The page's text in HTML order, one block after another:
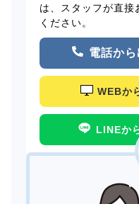
は、スタッフが直接
ください。
電話か
WEBか
LINEか